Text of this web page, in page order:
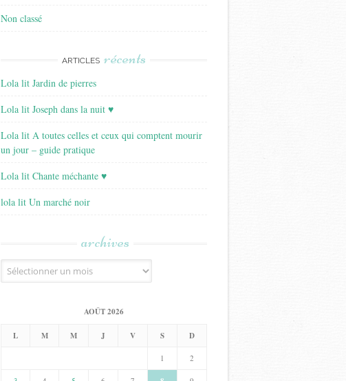
Non classé
ARTICLES récents
Lola lit Jardin de pierres
Lola lit Joseph dans la nuit ♥
Lola lit A toutes celles et ceux qui comptent mourir
un jour – guide pratique
Lola lit Chante méchante ♥
lola lit Un marché noir
archives
Archives
AOÛT 2026
L M M J V S D
1 2